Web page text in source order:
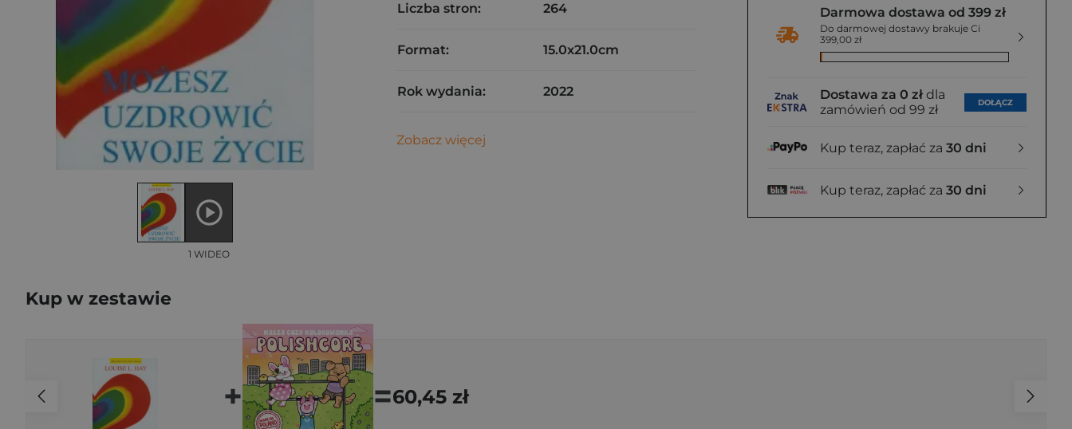
1 WIDEO
Darmowa dostawa od 399 zł
Do darmowej dostawy brakuje Ci
399,00 zł
Dostawa za 0 zł dla
zamówień od 99 zł
DOŁĄCZ
Kup teraz, zapłać za 30 dni
Kup teraz, zapłać za 30 dni
Liczba stron: 264
Format: 15.0x21.0cm
Rok wydania: 2022
Zobacz więcej
Kup w zestawie
+ =60,45 zł